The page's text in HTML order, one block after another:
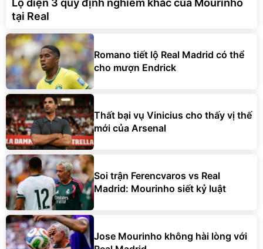
Lộ diện 3 quy định nghiêm khắc của Mourinho
tại Real
Romano tiết lộ Real Madrid có thể
cho mượn Endrick
Thất bại vụ Vinicius cho thấy vị thế
mới của Arsenal
Soi trận Ferencvaros vs Real
Madrid: Mourinho siết kỷ luật
Jose Mourinho không hài lòng với